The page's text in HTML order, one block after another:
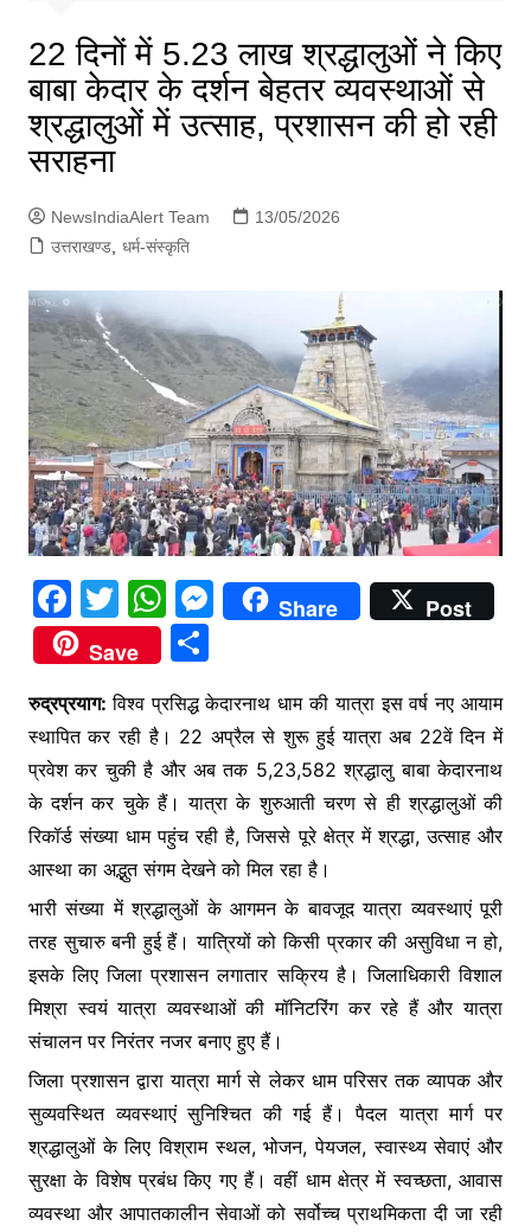
22 दिनों में 5.23 लाख श्रद्धालुओं ने किए
बाबा केदार के दर्शन बेहतर व्यवस्थाओं से
श्रद्धालुओं में उत्साह, प्रशासन की हो रही
सराहना
NewsIndiaAlert Team
13/05/2026
उत्तराखण्ड, धर्म-संस्कृति
F
a
c
e
b
o
o
k
T
w
itt
er
W
h
at
s
A
p
p
M
e
s
e
n
g
er
Share
Post
Save
S
ar
e
रुद्रप्रयाग:विश्व प्रसिद्ध केदारनाथ धाम की यात्रा इस वर्ष नए आयाम
स्थापित कर रही है। 22 अप्रैल से शुरू हुई यात्रा अब 22वें दिन में
प्रवेश कर चुकी है और अब तक 5,23,582 श्रद्धालु बाबा केदारनाथ
के दर्शन कर चुके हैं। यात्रा के शुरुआती चरण से ही श्रद्धालुओं की
रिकॉर्ड संख्या धाम पहुंच रही है, जिससे पूरे क्षेत्र में श्रद्धा, उत्साह और
आस्था का अद्भुत संगम देखने को मिल रहा है।
भारी संख्या में श्रद्धालुओं के आगमन के बावजूद यात्रा व्यवस्थाएं पूरी
तरह सुचारु बनी हुई हैं। यात्रियों को किसी प्रकार की असुविधा न हो,
इसके लिए जिला प्रशासन लगातार सक्रिय है। जिलाधिकारी विशाल
मिश्रा स्वयं यात्रा व्यवस्थाओं की मॉनिटरिंग कर रहे हैं और यात्रा
संचालन पर निरंतर नजर बनाए हुए हैं।
जिला प्रशासन द्वारा यात्रा मार्ग से लेकर धाम परिसर तक व्यापक और
सुव्यवस्थित व्यवस्थाएं सुनिश्चित की गई हैं। पैदल यात्रा मार्ग पर
श्रद्धालुओं के लिए विश्राम स्थल, भोजन, पेयजल, स्वास्थ्य सेवाएं और
सुरक्षा के विशेष प्रबंध किए गए हैं। वहीं धाम क्षेत्र में स्वच्छता, आवास
व्यवस्था और आपातकालीन सेवाओं को सर्वोच्च प्राथमिकता दी जा रही
e